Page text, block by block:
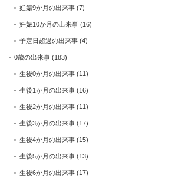
妊娠9か月の出来事 (7)
妊娠10か月の出来事 (16)
予定日超過の出来事 (4)
0歳の出来事 (183)
生後0か月の出来事 (11)
生後1か月の出来事 (16)
生後2か月の出来事 (11)
生後3か月の出来事 (17)
生後4か月の出来事 (15)
生後5か月の出来事 (13)
生後6か月の出来事 (17)